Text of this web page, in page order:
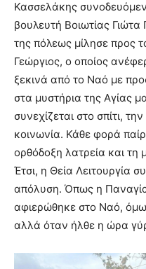
Κασσελάκης
βουλευτή Βοιωτίας
της πόλεως μίλησε προς
Γεώργιος, ο οποίος
ξεκινά από το Ναό με
στα μυστήρια της Αγίας
συνεχίζεται στο σπίτι,
κοινωνία. Κάθε φορά
ορθόδοξη λατρεία και
Έτσι, η Θεία Λειτουργία
απόλυση. Όπως η
αφιερώθηκε στο Ναό,
αλλά όταν ήλθε η ώρα